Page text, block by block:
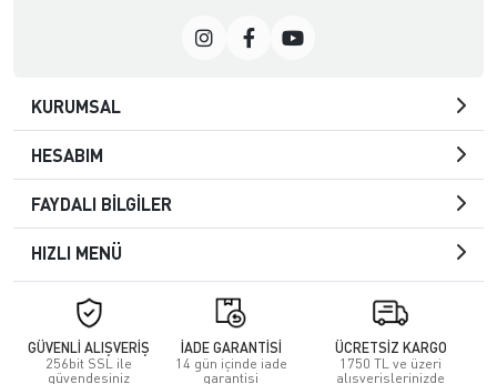
KURUMSAL
HESABIM
FAYDALI BİLGİLER
HIZLI MENÜ
GÜVENLİ ALIŞVERİŞ
256bit SSL ile
güvendesiniz
İADE GARANTİSİ
14 gün içinde iade
garantisi
ÜCRETSİZ KARGO
1750 TL ve üzeri
alışverişlerinizde